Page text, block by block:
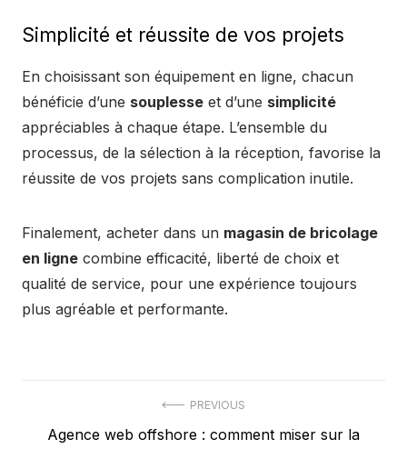
Simplicité et réussite de vos projets
En choisissant son équipement en ligne, chacun
bénéficie d’une souplesse et d’une simplicité
appréciables à chaque étape. L’ensemble du
processus, de la sélection à la réception, favorise la
réussite de vos projets sans complication inutile.
Finalement, acheter dans un magasin de bricolage
en ligne combine efficacité, liberté de choix et
qualité de service, pour une expérience toujours
plus agréable et performante.
PREVIOUS
Previous
Agence web offshore : comment miser sur la